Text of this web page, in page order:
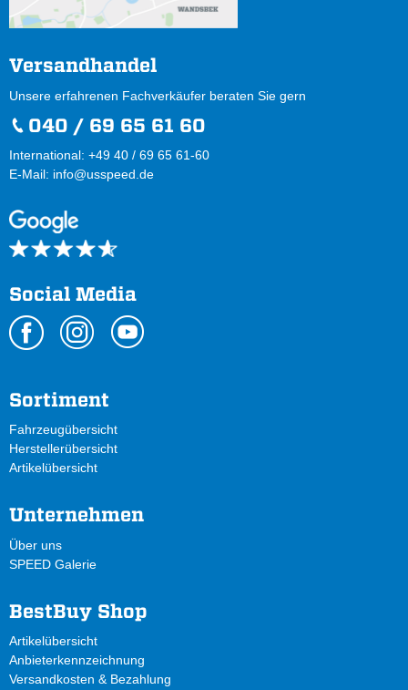
Versandhandel
Unsere erfahrenen Fachverkäufer beraten Sie gern
040 / 69 65 61 60
International: +49 40 / 69 65 61-60
E-Mail: info@usspeed.de
Social Media
Sortiment
Fahrzeugübersicht
Herstellerübersicht
Artikelübersicht
Unternehmen
Über uns
SPEED Galerie
BestBuy Shop
Artikelübersicht
Anbieterkennzeichnung
Versandkosten & Bezahlung